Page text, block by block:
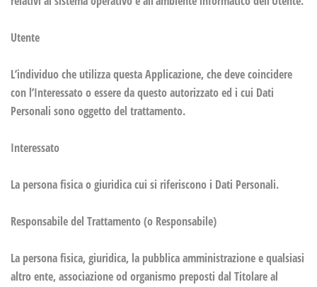
Utente
L’individuo che utilizza questa Applicazione, che deve coincidere
con l’Interessato o essere da questo autorizzato ed i cui Dati
Personali sono oggetto del trattamento.
Interessato
La persona fisica o giuridica cui si riferiscono i Dati Personali.
Responsabile del Trattamento (o Responsabile)
La persona fisica, giuridica, la pubblica amministrazione e qualsiasi
altro ente, associazione od organismo preposti dal Titolare al